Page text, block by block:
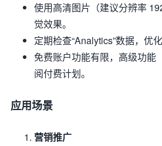
使用高清图片（建议分辨率
觉效果。
定期检查“Analytics”数据，优
免费账户功能有限，高级功能
阅付费计划。
应用场景
营销推广